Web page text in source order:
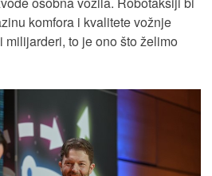
komfora i kvalitete vožnje
to je ono što želimo